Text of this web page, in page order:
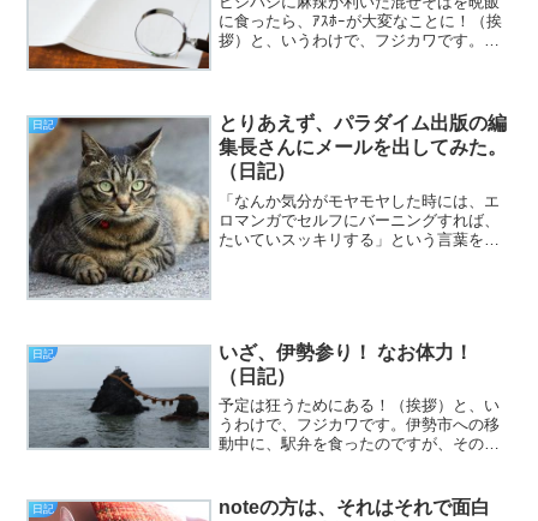
に食ったら、ｱｽﾎｰが大変なことに！（挨
拶）と、いうわけで、フジカワです。そ
日のエントリは、「ケツ...
日記
とりあえず、パラダイム出版の編
集長さんにメールを出してみた。
（日記）
「なんか気分がモヤモヤした時には、エ
ロマンガでセルフにバーニングすれば、
たいていスッキリする」という言葉を、
日記
いざ、伊勢参り！ なお体力！
（日記）
予定は狂うためにある！（挨拶）と、い
うわけで、フジカワです。伊勢市への移
動中に、駅弁を食ったのですが、そのあ
か。今日のエントリは、「来たぜ伊勢！
日記
noteの方は、それはそれで面白